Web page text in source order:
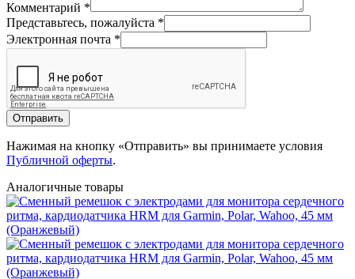
Комментарий *
Представьтесь, пожалуйста *
Электронная почта *
Отправить
Нажимая на кнопку «Отправить» вы принимаете условия
Публичной оферты.
Аналогичные товары